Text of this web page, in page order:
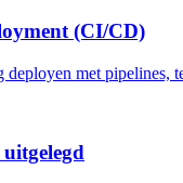
(CI/CD)
met pipelines,